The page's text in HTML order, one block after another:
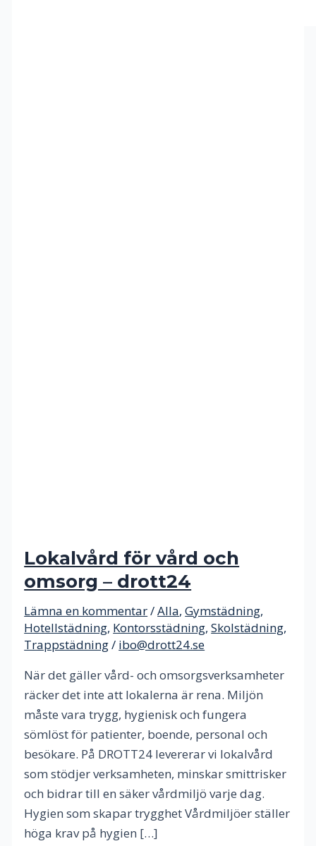
Lokalvård för vård och
omsorg – drott24
Lämna en kommentar/Alla,Gymstädning,
Hotellstädning, Kontorsstädning,Skolstädning,
Trappstädning/ ibo@drott24.se
När det gäller vård- och omsorgsverksamheter
räcker det inte att lokalerna är rena. Miljön
måste vara trygg, hygienisk och fungera
sömlöst för patienter, boende, personal och
besökare. På DROTT24 levererar vi lokalvård
som stödjer verksamheten, minskar smittrisker
och bidrar till en säker vårdmiljö varje dag.
Hygien som skapar trygghet Vårdmiljöer ställer
höga krav på hygien […]